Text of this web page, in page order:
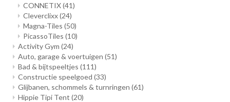
CONNETIX(41)
Cleverclixx(24)
Magna-Tiles (50)
PicassoTiles (10)
Activity Gym (24)
Auto, garage & voertuigen (51)
Bad & bijtspeeltjes (111)
Constructie speelgoed (33)
Glijbanen, schommels & turnringen (61)
Hippie Tipi Tent (20)